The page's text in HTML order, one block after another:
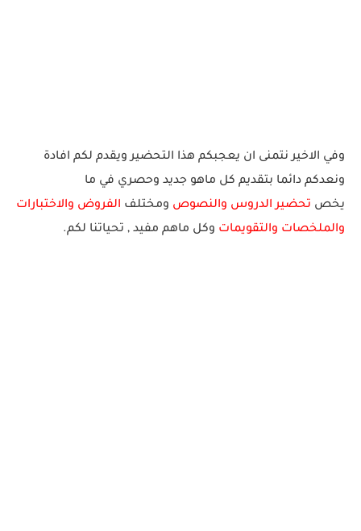
وفي الاخير نتمنى ان يعجبكم هذا التحضير ويقدم لكم افادة
ونعدكم دائما بتقديم كل ماهو جديد وحصري في ما
يخص تحضير الدروس والنصوص ومختلف الفروض والاختبارات
والملخصات والتقويمات وكل ماهم مفيد , تحياتنا لكم.